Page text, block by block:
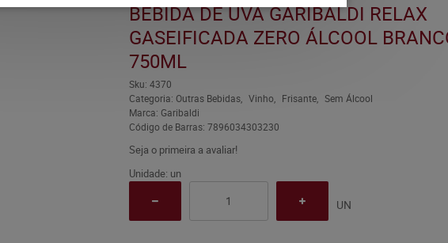
BEBIDA DE UVA GARIBALDI RELAX
GASEIFICADA ZERO ÁLCOOL
750ML
Sku: 4370
Categoria: Outras Bebidas Vinho Frisante
Sem Álcool
Marca: Garibaldi
Código de Barras: 7896034303230
Seja o primeira a avaliar!
Unidade: un
UN